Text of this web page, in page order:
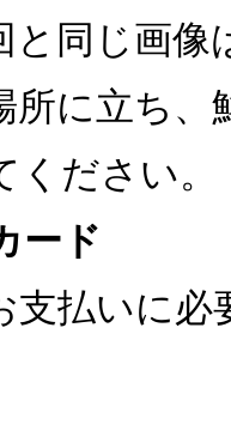
と同じ画像
に立ち、
ださい。
ード
払いに必